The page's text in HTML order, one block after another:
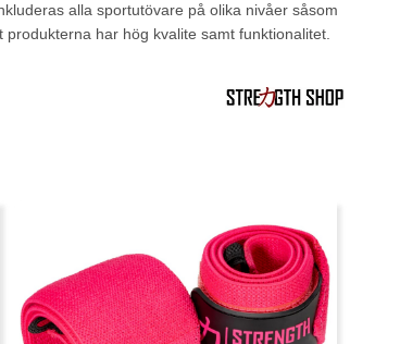
alla sportutövare på olika nivåer såsom
har hög kvalite samt funktionalitet.